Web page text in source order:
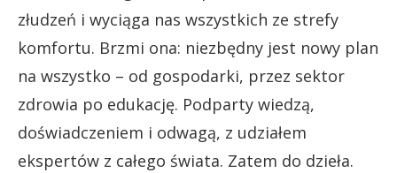
złudzeń i wyciąga nas wszystkich ze strefy
komfortu. Brzmi ona: niezbędny jest nowy plan
na wszystko – od gospodarki, przez sektor
zdrowia po edukację. Podparty wiedzą,
doświadczeniem i odwagą, z udziałem
ekspertów z całego świata. Zatem do dzieła.